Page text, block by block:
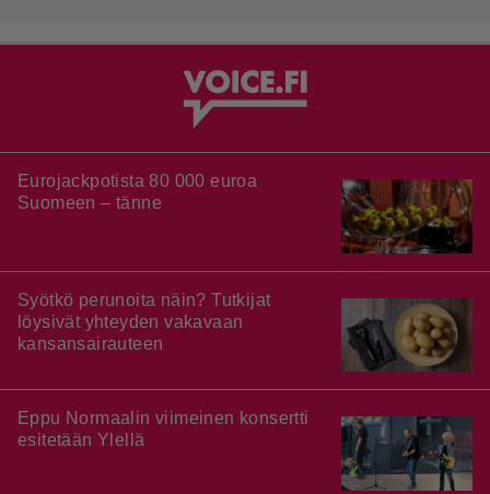
Eurojackpotista 80 000 euroa
Suomeen – tänne
Syötkö perunoita näin? Tutkijat
löysivät yhteyden vakavaan
kansansairauteen
Eppu Normaalin viimeinen konsertti
esitetään Ylellä